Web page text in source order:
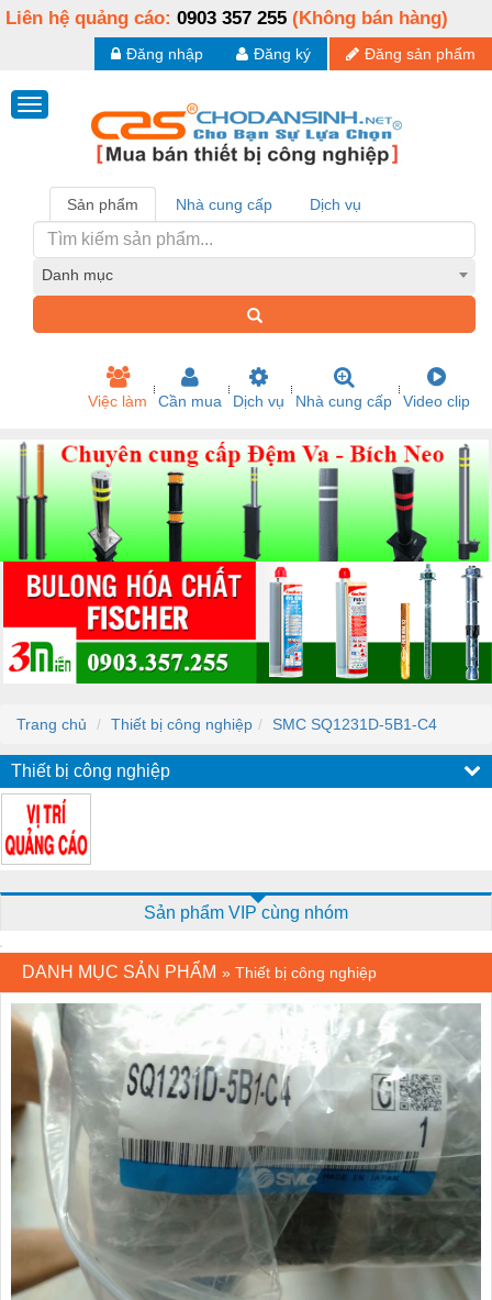
Liên hệ quảng cáo: 0903 357 255 (Không bán hàng)
Đăng sản phẩm
Đăng ký
Đăng nhập
Sản phẩm Nhà cung cấp Dịch vụ
Danh mục
Việc làm Cần mua Dịch vụ Nhà cung cấp Video clip
Trang chủ Thiết bị công nghiệp SMC SQ1231D-5B1-C4
Thiết bị công nghiệp
Sản phẩm VIP cùng nhóm
DANH MỤC SẢN PHẨM » Thiết bị công nghiệp